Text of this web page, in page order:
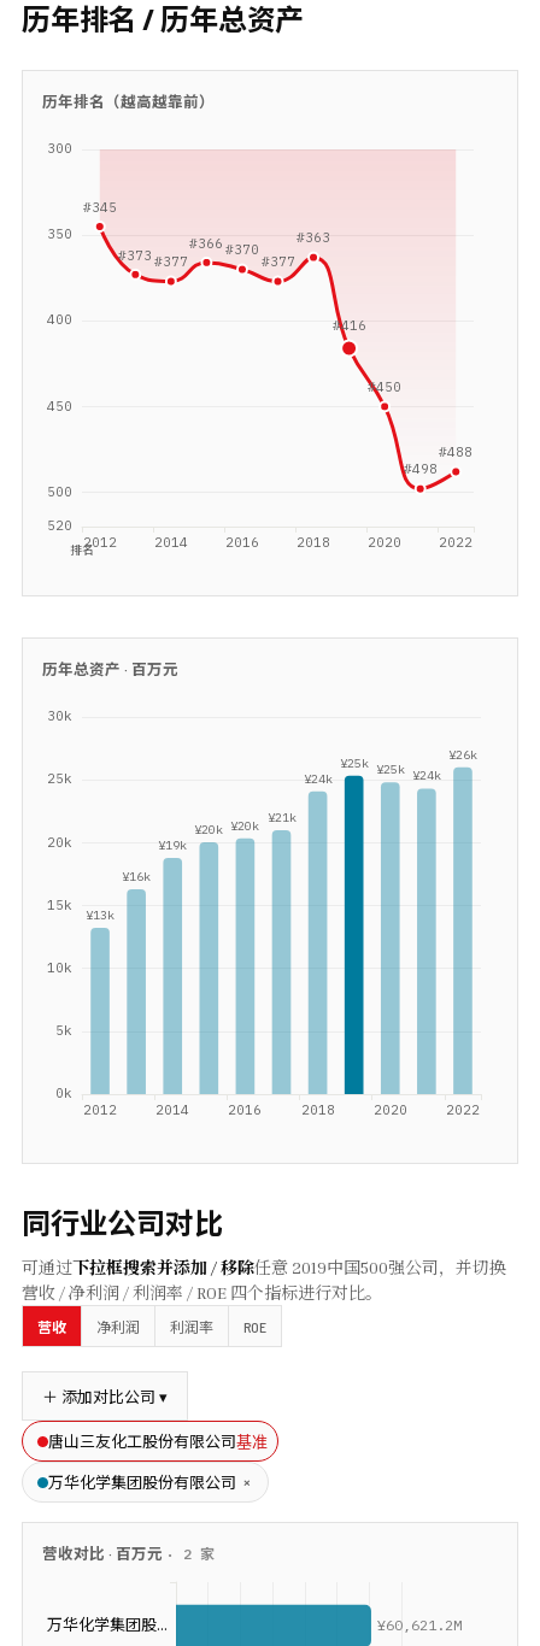
历年排名 / 历年总资产
历年排名（越高越靠前）
历年总资产 · 百万元
同行业公司对比
可通过下拉框搜索并添加 / 移除任意 2019中国500强公司，并切换
营收 / 净利润 / 利润率 / ROE 四个指标进行对比。
营收 净利润 利润率 ROE
＋ 添加对比公司 ▾
唐山三友化工股份有限公司基准
万华化学集团股份有限公司 ×
营收对比 · 百万元 · 2 家